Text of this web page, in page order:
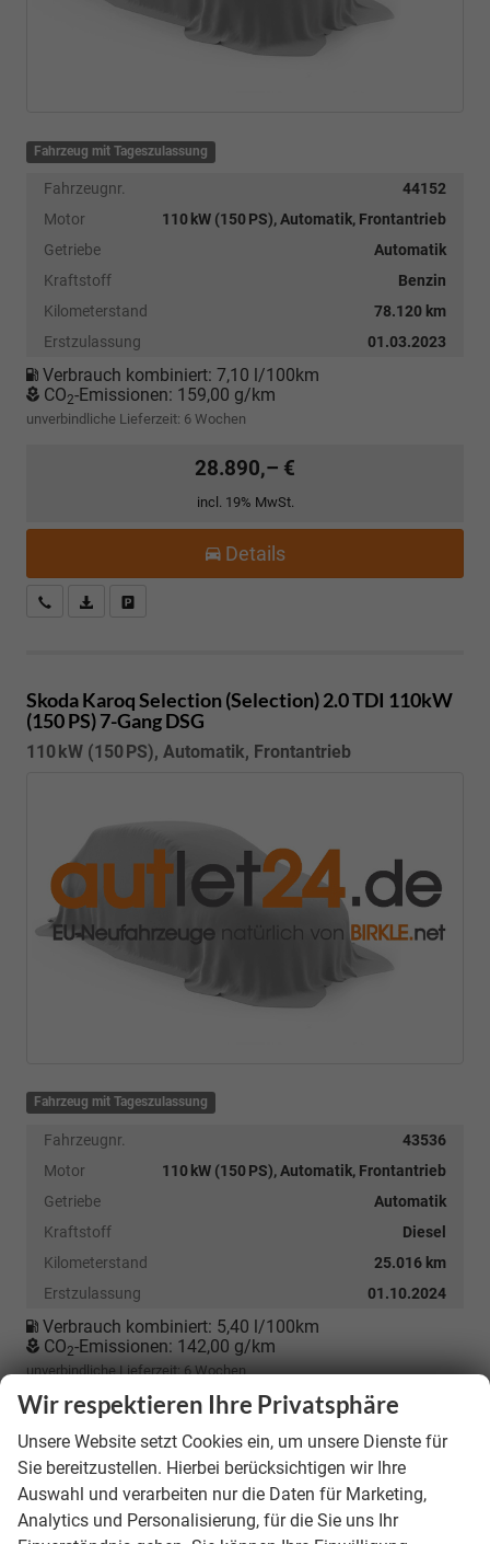
Fahrzeug mit Tageszulassung
Fahrzeugnr.
44152
Motor
110 kW (150 PS), Automatik, Frontantrieb
Getriebe
Automatik
Kraftstoff
Benzin
Kilometerstand
78.120 km
Erstzulassung
01.03.2023
Verbrauch kombiniert: 7,10 l/100km
CO2-Emissionen: 159,00 g/km
unverbindliche Lieferzeit: 6 Wochen
28.890,– €
incl. 19% MwSt.
Details
Kostenloser Rückruf-Service
PDF-Datei, Fahrzeugexposé drucken
Skoda KaroqSelection (Selection) 2.0 TDI 110kW
(150 PS) 7-Gang DSG
110 kW (150 PS), Automatik, Frontantrieb
Fahrzeug mit Tageszulassung
Fahrzeugnr.
43536
Motor
110 kW (150 PS), Automatik, Frontantrieb
Getriebe
Automatik
Kraftstoff
Diesel
Kilometerstand
25.016 km
Erstzulassung
01.10.2024
Verbrauch kombiniert: 5,40 l/100km
CO2-Emissionen: 142,00 g/km
unverbindliche Lieferzeit: 6 Wochen
28.990,– €
incl. 19% MwSt.
Details
Wir respektieren Ihre Privatsphäre
Unsere Website setzt Cookies ein, um unsere Dienste für
Sie bereitzustellen. Hierbei berücksichtigen wir Ihre
Auswahl und verarbeiten nur die Daten für Marketing,
Analytics und Personalisierung, für die Sie uns Ihr